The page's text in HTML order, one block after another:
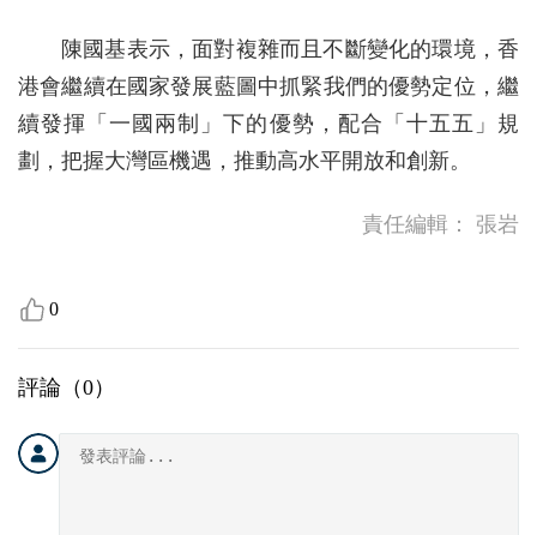
陳國基表示，面對複雜而且不斷變化的環境，香
港會繼續在國家發展藍圖中抓緊我們的優勢定位，繼
續發揮「一國兩制」下的優勢，配合「十五五」規
劃，把握大灣區機遇，推動高水平開放和創新。
責任編輯： 張岩
0
評論（0）